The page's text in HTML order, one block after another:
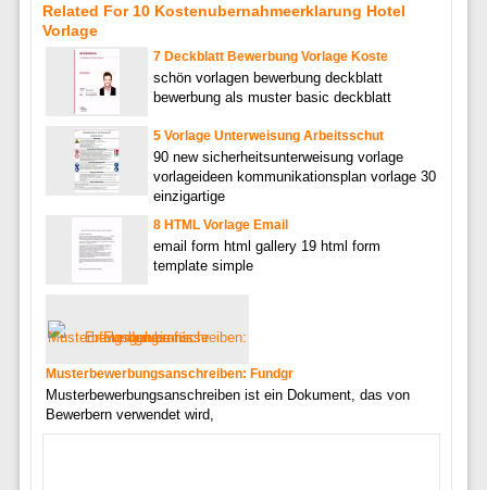
Related For 10 Kostenubernahmeerklarung Hotel
Vorlage
7 Deckblatt Bewerbung Vorlage Koste
schön vorlagen bewerbung deckblatt
bewerbung als muster basic deckblatt
5 Vorlage Unterweisung Arbeitsschut
90 new sicherheitsunterweisung vorlage
vorlageideen kommunikationsplan vorlage 30
einzigartige
8 HTML Vorlage Email
email form html gallery 19 html form
template simple
Musterbewerbungsanschreiben: Fundgr
Musterbewerbungsanschreiben ist ein Dokument, das von
Bewerbern verwendet wird,